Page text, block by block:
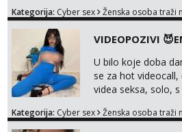
solo i s partnerom,
haljine, štikle,
svakakva videa
lokacije, suradnje
Dopisivanje i slike
Kategorija: Cyber sex Ženska osoba traži
VIDEOPOZIVI
U bilo koje doba
se za hot
videa seksa, solo,
+385919977166
Kategorija: Cyber sex Ženska osoba traži